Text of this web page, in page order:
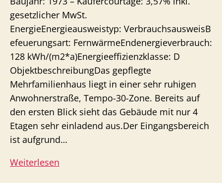
gesetzlicher MwSt.
EnergieEnergieausweistyp: VerbrauchsausweisB
efeuerungsart: FernwärmeEndenergieverbrauch:
128 kWh/(m2*a)Energieeffizienzklasse: D
ObjektbeschreibungDas gepflegte
Mehrfamilienhaus liegt in einer sehr ruhigen
Anwohnerstraße, Tempo-30-Zone. Bereits auf
den ersten Blick sieht das Gebäude mit nur 4
Etagen sehr einladend aus.Der Eingangsbereich
ist aufgrund…
Weiterlesen